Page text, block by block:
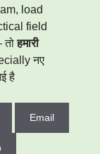
load
field
तोहमारी
नए
है
Email